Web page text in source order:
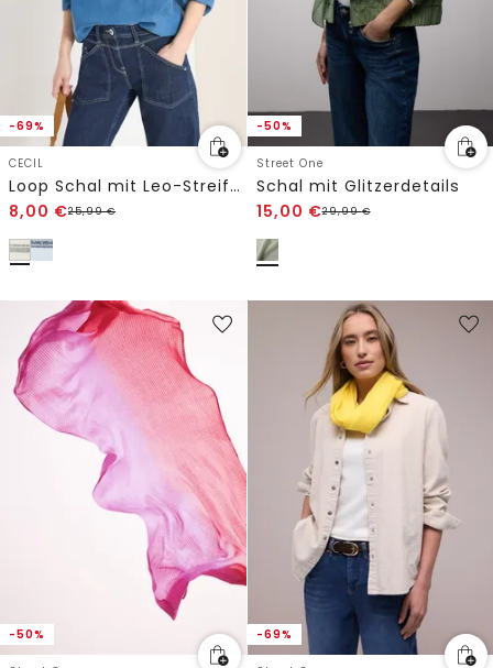
-69%
CECIL
Loop Schal mit Leo-Streifen
8,00 €25,99€
-50%
Street One
Schal mit Glitzerdetails
15,00 €29,99€
-50% -69%